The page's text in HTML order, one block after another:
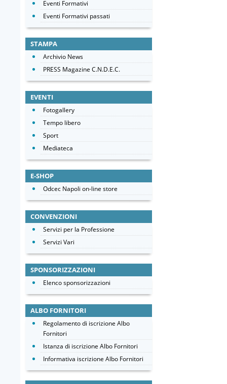
Eventi Formativi
Eventi Formativi passati
STAMPA
Archivio News
PRESS Magazine C.N.D.E.C.
EVENTI
Fotogallery
Tempo libero
Sport
Mediateca
E-SHOP
Odcec Napoli on-line store
CONVENZIONI
Servizi per la Professione
Servizi Vari
SPONSORIZZAZIONI
Elenco sponsorizzazioni
ALBO FORNITORI
Regolamento di iscrizione Albo
Fornitori
Istanza di iscrizione Albo Fornitori
Informativa iscrizione Albo Fornitori